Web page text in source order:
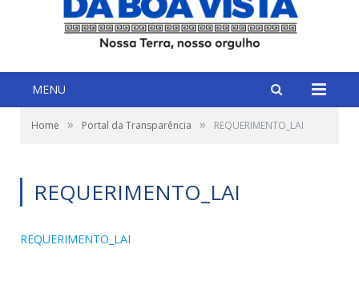
MENU
Home » Portal da Transparência » REQUERIMENTO_LAI
REQUERIMENTO_LAI
REQUERIMENTO_LAI